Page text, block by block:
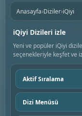
Anasayfa›Diziler›iQiyi
iQiyi Dizileri izle
Yeni ve popüler iQiyi
seçenekleriyle keşfet ve
Sıralama
seç
Dizi
menüsü